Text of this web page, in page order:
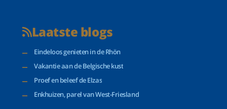
Laatste blogs
Eindeloos genieten in de Rhön
Vakantie aan de Belgische kust
Proef en beleef de Elzas
Enkhuizen, parel van West-Friesland